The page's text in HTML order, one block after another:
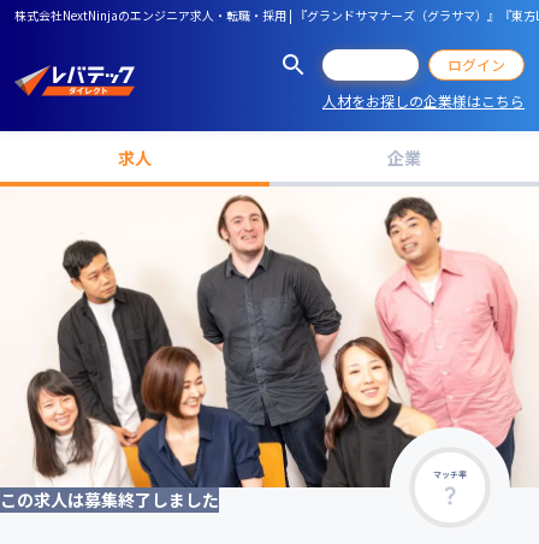
株式会社NextNinjaのエンジニア求人・転職・採用 | 『グランドサマナーズ（グラサマ）』『東
ログイン
人材をお探しの企業様はこちら
求人 企業
マッチ率
この求人は募集終了しました